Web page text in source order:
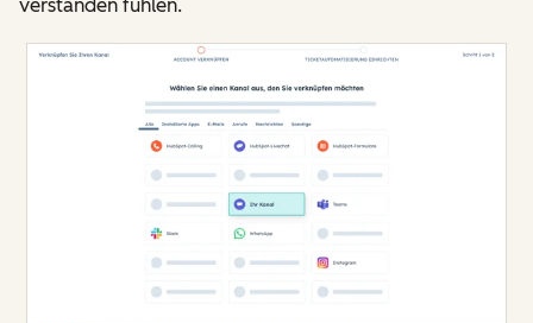
verstanden fühlen.